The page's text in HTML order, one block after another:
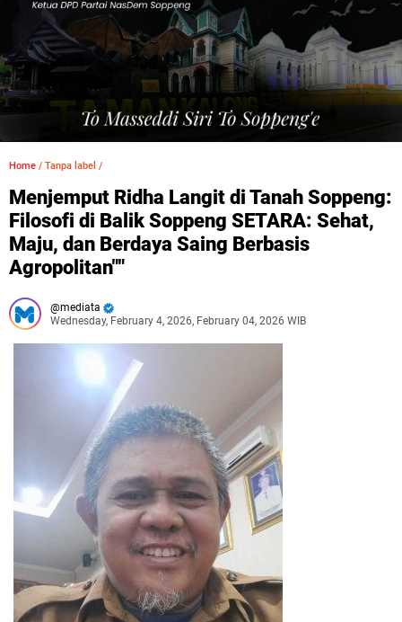
Home / Tanpa label /
Menjemput Ridha Langit di Tanah Soppeng:
Filosofi di Balik Soppeng SETARA: Sehat,
Maju, dan Berdaya Saing Berbasis
Agropolitan""
mediata
Wednesday, February 4, 2026, February 04, 2026 WIB